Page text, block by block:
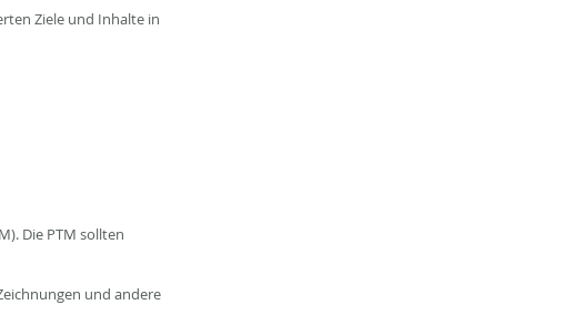
Ziele und Inhalte in
Die PTM sollten
und andere